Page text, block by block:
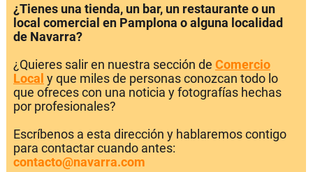
¿Tienes una tienda, un bar, un restaurante o un
local comercial en Pamplona o alguna localidad
de Navarra?
¿Quieres salir en nuestra sección de Comercio
Local y que miles de personas conozcan todo lo
que ofreces con una noticia y fotografías hechas
por profesionales?
Escríbenos a esta dirección y hablaremos contigo
para contactar cuando antes:
contacto@navarra.com